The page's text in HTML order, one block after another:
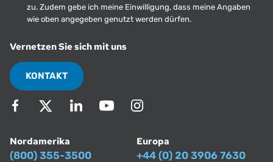
zu. Zudem gebe ich meine Einwilligung, dass meine Angaben
wie oben angegeben genutzt werden dürfen.
Vernetzen Sie sich mit uns
KONTAKT
Nordamerika
(800) 355-3500
Europa
+44 (0) 20 3906 7630